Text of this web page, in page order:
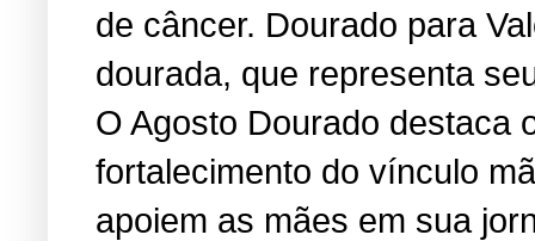
de câncer. Dourado para
dourada, que representa
O Agosto Dourado destaca
fortalecimento do vínculo
apoiem as mães em sua